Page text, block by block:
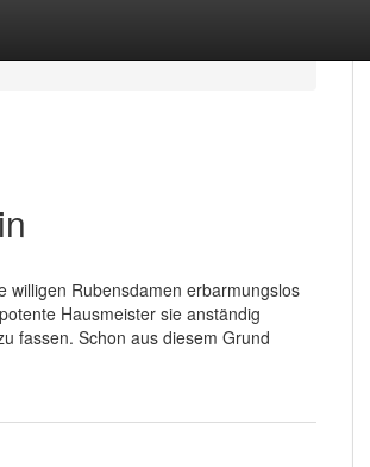
willigen Rubensdamen erbarmungslos
Hausmeister sie anständig
fassen. Schon aus diesem Grund